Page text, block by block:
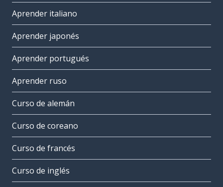
Aprender italiano
Aprender japonés
Aprender portugués
Aprender ruso
Curso de alemán
Curso de coreano
Curso de francés
Curso de inglés